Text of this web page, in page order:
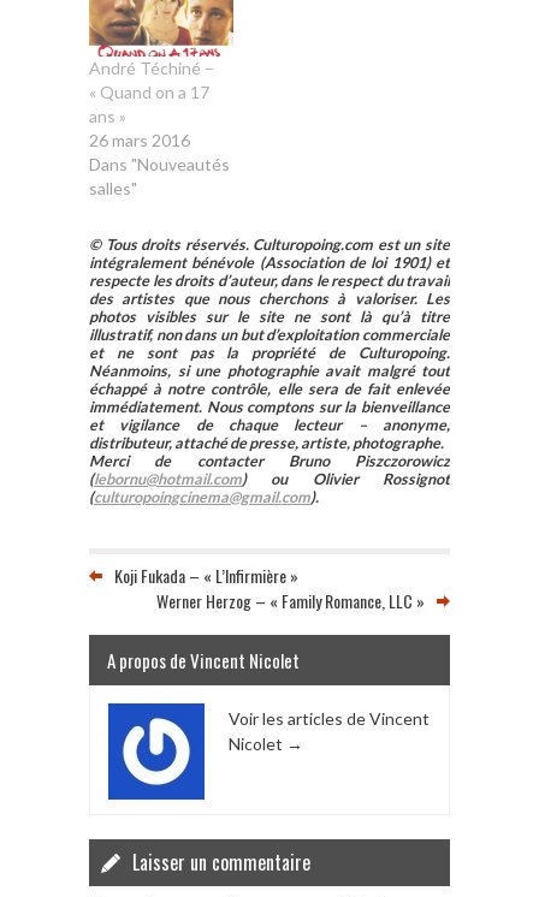
André Téchiné –
« Quand on a 17
ans »
26 mars 2016
Dans "Nouveautés
salles"
© Tous droits réservés. Culturopoing.com est un site
intégralement bénévole (Association de loi 1901) et
respecte les droits d’auteur, dans le respect du travail
des artistes que nous cherchons à valoriser. Les
photos visibles sur le site ne sont là qu’à titre
illustratif, non dans un but d’exploitation commerciale
et ne sont pas la propriété de Culturopoing.
Néanmoins, si une photographie avait malgré tout
échappé à notre contrôle, elle sera de fait enlevée
immédiatement. Nous comptons sur la bienveillance
et vigilance de chaque lecteur – anonyme,
distributeur, attaché de presse, artiste, photographe.
Merci de contacter Bruno Piszczorowicz
(lebornu@hotmail.com) ou Olivier Rossignot
(culturopoingcinema@gmail.com).
Koji Fukada – « L’Infirmière »
Werner Herzog – « Family Romance, LLC »
A propos de Vincent Nicolet
Voir les articles de Vincent
Nicolet →
Laisser un commentaire